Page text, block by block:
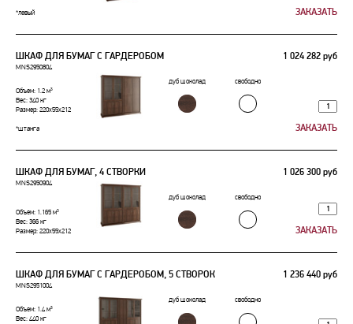
*левый
ШКАФ ДЛЯ БУМАГ С ГАРДЕРОБОМ 1 024 282 руб
MNS2950804
дуб шоколад
свободно
Объем: 1.2 м³
Вес: 340 кг
Размер: 220x55x212
*штанга
ШКАФ ДЛЯ БУМАГ, 4 СТВОРКИ 1 026 300 руб
MNS2950904
дуб шоколад
свободно
Объем: 1.165 м³
Вес: 366 кг
Размер: 220x55x212
ШКАФ ДЛЯ БУМАГ С ГАРДЕРОБОМ, 5 СТВОРОК 1 236 440 руб
MNS2951004
дуб шоколад
свободно
Объем: 1.4 м³
Вес: 440 кг